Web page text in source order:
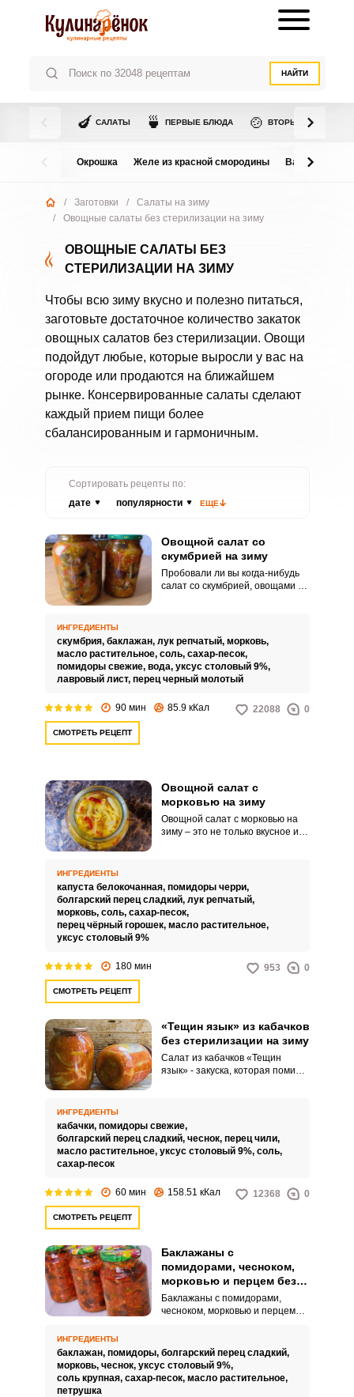
НАЙТИ
🍆 САЛАТЫ 🍵 ПЕРВЫЕ БЛЮДА 🍲 ВТОРЫЕ БЛЮДА
Окрошка Желе из красной смородины Варенье из
/ Заготовки /
Салаты на зиму
/
Овощные салаты без стерилизации на зиму
ОВОЩНЫЕ САЛАТЫ БЕЗ
СТЕРИЛИЗАЦИИ НА ЗИМУ
Чтобы всю зиму вкусно и полезно питаться,
заготовьте достаточное количество закаток
овощных салатов без стерилизации. Овощи
подойдут любые, которые выросли у вас на
огороде или продаются на ближайшем
рынке. Консервированные салаты сделают
каждый прием пищи более
сбалансированным и гармоничным.
Сортировать рецепты по:
дате
популярности ЕЩЕ
Овощной салат со
скумбрией на зиму
Пробовали ли вы когда-нибудь
салат со скумбрией, овощами и
потрясающий. Нежная скумбрия
в сочетании с репчатым луком,
томатом и морковью имеет
немного сладковатый и в меру
соленый вкус, а баклажаны
терпкие нотки, так удачно
ИНГРЕДИЕНТЫ
скумбрия, баклажан, лук репчатый, морковь,
масло растительное, соль, сахар-песок,
помидоры свежие, вода, уксус столовый 9%,
лавровый лист, перец черный молотый
90 мин 85.9 кКал 22088 0
СМОТРЕТЬ РЕЦЕПТ
Овощной салат с
морковью на зиму
Овощной салат с морковью на
зиму – это не только вкусное и
и очень практичная закуска,
которую можно использовать в
качестве гарнира к мясным или
рыбным блюдам. Также такой
салат с легкостью может стать
ИНГРЕДИЕНТЫ
капуста белокочанная, помидоры черри,
болгарский перец сладкий, лук репчатый,
морковь, соль, сахар-песок,
перец чёрный горошек, масло растительное,
уксус столовый 9%
180 мин 953 0
СМОТРЕТЬ РЕЦЕПТ
«Тещин язык» из кабачков
без стерилизации на зиму
Салат из кабачков «Тещин
язык» - закуска, которая помимо
вкусовых качествах, аромате и
ярком оформлении.
ИНГРЕДИЕНТЫ
кабачки, помидоры свежие,
болгарский перец сладкий, чеснок, перец чили,
масло растительное, уксус столовый 9%, соль,
сахар-песок
60 мин 158.51 кКал 12368 0
СМОТРЕТЬ РЕЦЕПТ
Баклажаны с
помидорами, чесноком,
морковью и перцем без
стерилизации на зиму
Баклажаны с помидорами,
чесноком, морковью и перцем
на зиму, который поможет вам
сохранить на длительный срок
урожай, собранный на даче или
ИНГРЕДИЕНТЫ
баклажан, помидоры, болгарский перец сладкий,
морковь, чеснок, уксус столовый 9%,
соль крупная, сахар-песок, масло растительное,
петрушка